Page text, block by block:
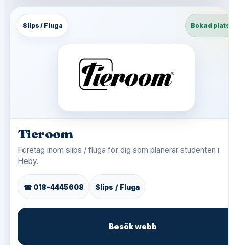
Slips / Fluga Bokad
Tieroom
Företag inom slips / fluga för dig som planerar studenten i
Heby.
☎ 018-4445608 Slips / Fluga
Besök webb